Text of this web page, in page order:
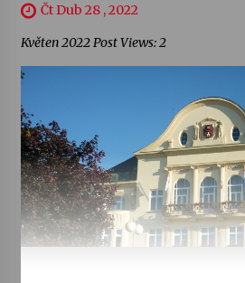
Čt Dub 28 , 2022
Květen 2022 Post Views: 2